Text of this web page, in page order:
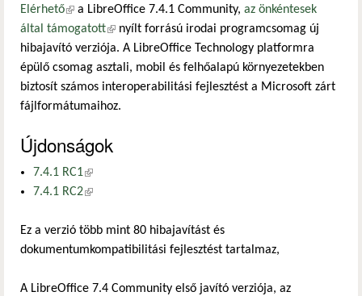
Elérhető(külső hivatkozás)
a LibreOffice 7.4.1 Community, az önkéntesek
által támogatott(külső hivatkozás)
nyílt forrású irodai programcsomag új
hibajavító verziója. A LibreOffice Technology platformra
épülő csomag asztali, mobil és felhőalapú környezetekben
biztosít számos interoperabilitási fejlesztést a Microsoft zárt
fájlformátumaihoz.
Újdonságok
7.4.1 RC1(külső hivatkozás)
7.4.1 RC2(külső hivatkozás)
Ez a verzió több mint 80 hibajavítást és
dokumentumkompatibilitási fejlesztést tartalmaz,
A LibreOffice 7.4 Community első javító verziója, az